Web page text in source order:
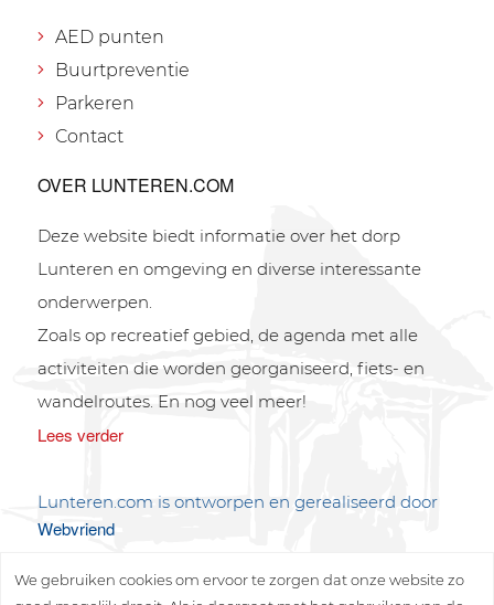
AED punten
Buurtpreventie
Parkeren
Contact
OVER LUNTEREN.COM
Deze website biedt informatie over het dorp
Lunteren en omgeving en diverse interessante
onderwerpen.
Zoals op recreatief gebied, de agenda met alle
activiteiten die worden georganiseerd, fiets- en
wandelroutes. En nog veel meer!
Lees verder
Lunteren.com is ontworpen en gerealiseerd door
Webvriend
We gebruiken cookies om ervoor te zorgen dat onze website zo